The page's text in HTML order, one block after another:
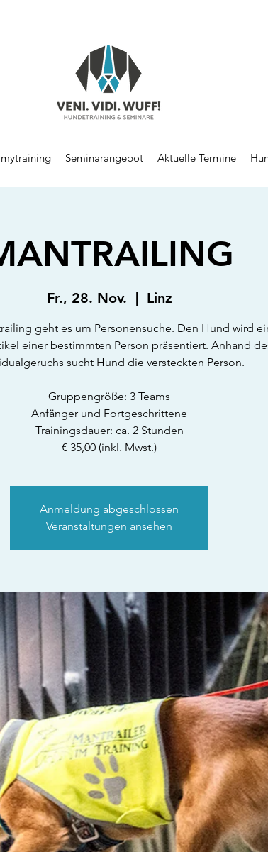
Seminarangebot Aktuelle Termine
Fr., 28. Nov.
  |
Linz
geht es um Personensuche. Den Hund wird
einer bestimmten Person präsentiert. Anhand
sucht Hund die versteckten Person.
Gruppengröße: 3 Teams
Anfänger und Fortgeschrittene
Trainingsdauer: ca. 2 Stunden
€ 35,00 (inkl. Mwst.)
Anmeldung abgeschlossen
Veranstaltungen ansehen